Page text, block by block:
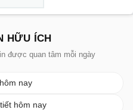
HỮU ÍCH
được quan tâm mỗi ngày
nay
hôm nay